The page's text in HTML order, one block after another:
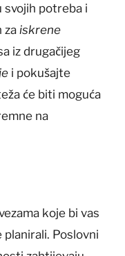
svojih potreba i
za iskrene
iz drugačijeg
i pokušajte
će biti moguća
na
koje bi vas
Poslovni